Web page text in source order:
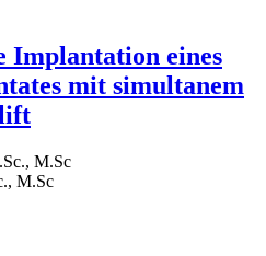
Implantation eines
mit simultanem
M.Sc